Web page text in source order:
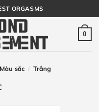
ORGASMS
0
sắc / Trắng